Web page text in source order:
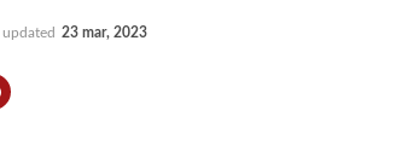
updated 23 mar, 2023